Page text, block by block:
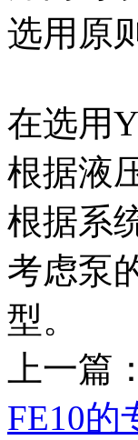
选用原
在选用
根据液
根据系
考虑泵
型。
上一篇：
FE10的